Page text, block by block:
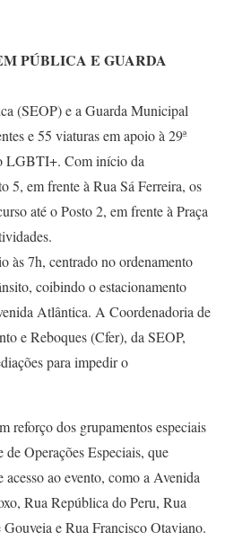
PÚBLICA E GUARDA
(SEOP) e a Guarda Municipal
e 55 viaturas em apoio à 29ª
LGBTI+. Com início da
5, em frente à Rua Sá Ferreira, os
até o Posto 2, em frente à Praça
às 7h, centrado no ordenamento
coibindo o estacionamento
Atlântica. A Coordenadoria de
e Reboques (Cfer), da SEOP,
para impedir o
reforço dos grupamentos especiais
Operações Especiais, que
ao evento, como a Avenida
Rua República do Peru, Rua
e Rua Francisco Otaviano.